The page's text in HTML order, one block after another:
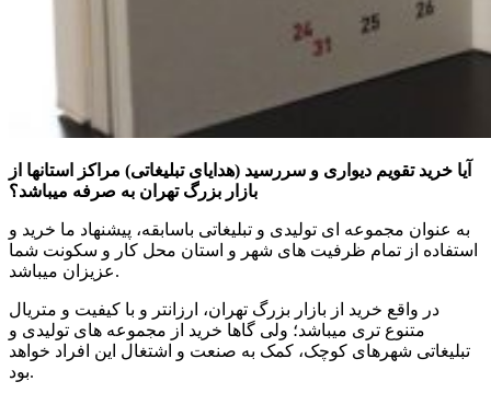
آیا خرید تقویم دیواری و سررسید (هدایای تبلیغاتی) مراکز استانها از
بازار بزرگ تهران به صرفه میباشد؟
به عنوان مجموعه ای تولیدی و تبلیغاتی باسابقه، پیشنهاد ما خرید و
استفاده از تمام ظرفیت های شهر و استان محل کار و سکونت شما
عزیزان میباشد.
در واقع خرید از بازار بزرگ تهران، ارزانتر و با کیفیت و متریال
متنوع تری میباشد؛ ولی گاها خرید از مجموعه های تولیدی و
تبلیغاتی شهرهای کوچک، کمک به صنعت و اشتغال این افراد خواهد
بود.